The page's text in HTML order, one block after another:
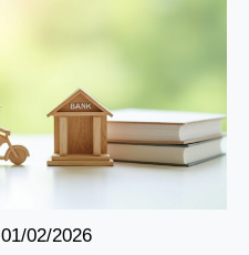
01/02/2026